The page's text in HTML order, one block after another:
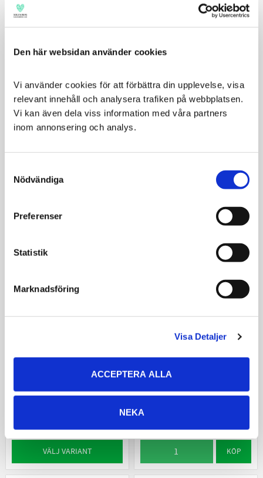
Den här websidan använder cookies
Vi använder cookies för att förbättra din upplevelse, visa
relevant innehåll och analysera trafiken på webbplatsen.
Vi kan även dela viss information med våra partners
inom annonsering och analys.
Selection
Nödvändiga
Preferenser
Statistik
Marknadsföring
Visa Detaljer
ACCEPTERA ALLA
NEKA
Adult Multi-Benefit+Weight
Small & Mini
För små hundar med
viktkontroll
289
VÄLJ VARIANT
Diets Canine OM Obesity
Management
För överviktiga hundar,
399
VÄLJ VARIANT
Diets Canine OM Obesity
Management 12x400g
viktminskning hos vuxna
VÄLJ VARIANT
Royal Canin Satiety Treats
230g
Godbitar för hundar med
övervikt
KÖP